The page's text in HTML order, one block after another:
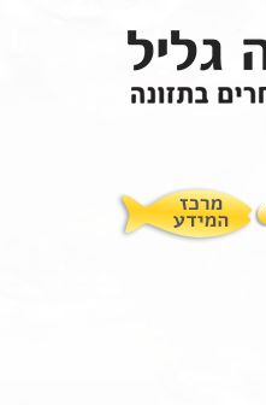
מרכז המטפלים
מרכז המידע